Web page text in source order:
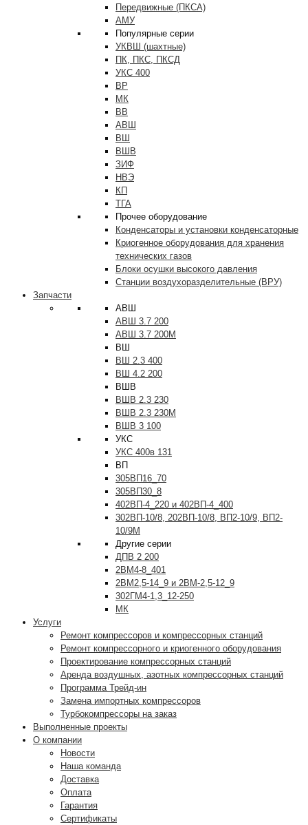
Передвижные (ПКСА)
АМУ
Популярные серии
УКВШ (шахтные)
ПК, ПКС, ПКСД
УКС 400
ВР
МК
ВВ
АВШ
ВШ
ВШВ
ЗИФ
НВЭ
КП
ТГА
Прочее оборудование
Конденсаторы и установки конденсаторные
Криогенное оборудования для хранения
технических газов
Блоки осушки высокого давления
Станции воздухоразделительные (ВРУ)
Запчасти
АВШ
АВШ 3.7 200
АВШ 3.7 200М
ВШ
ВШ 2.3 400
ВШ 4.2 200
ВШВ
ВШВ 2.3 230
ВШВ 2.3 230М
ВШВ 3 100
УКС
УКС 400в 131
ВП
305ВП16_70
305ВП30_8
402ВП-4_220 и 402ВП-4_400
302ВП-10/8, 202ВП-10/8, ВП2-10/9, ВП2-
10/9М
Другие серии
ДПВ 2 200
2ВМ4-8_401
2ВМ2,5-14_9 и 2ВМ-2,5-12_9
302ГМ4-1,3_12-250
МК
Услуги
Ремонт компрессоров и компрессорных станций
Ремонт компрессорного и криогенного оборудования
Проектирование компрессорных станций
Аренда воздушных, азотных компрессорных станций
Программа Трейд-ин
Замена импортных компрессоров
Турбокомпрессоры на заказ
Выполненные проекты
О компании
Новости
Наша команда
Доставка
Оплата
Гарантия
Сертификаты